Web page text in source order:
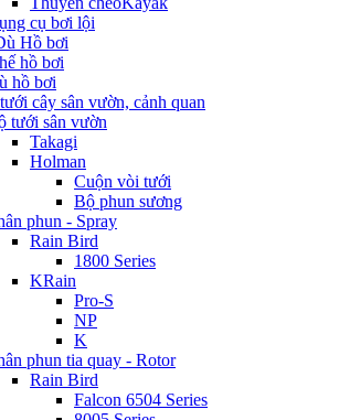
cụ bơi lội
Hồ bơi
hồ bơi
hồ bơi
cây sân vườn, cảnh quan
tưới sân vườn
Takagi
Holman
Cuộn vòi tưới
Bộ phun sương
phun - Spray
Rain Bird
1800 Series
KRain
Pro-S
NP
K
phun tia quay - Rotor
Rain Bird
Falcon 6504 Series